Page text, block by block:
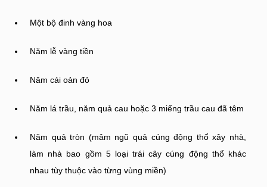
Một bộ đinh vàng hoa
Năm lễ vàng tiền
Năm cái oản đỏ
Năm lá trầu, năm quả cau hoặc 3 miếng trầu cau đã têm
Năm quả tròn (mâm ngũ quả cúng động thổ xây nhà,
làm nhà bao gồm 5 loại trái cây cúng động thổ khác
nhau tùy thuộc vào từng vùng miền)